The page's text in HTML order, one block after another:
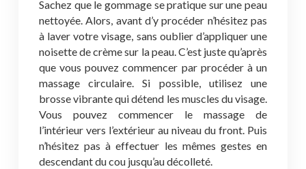
Sachez que le gommage se pratique sur une peau
nettoyée. Alors, avant d’y procéder n’hésitez pas
à laver votre visage, sans oublier d’appliquer une
noisette de crème sur la peau. C’est juste qu’après
que vous pouvez commencer par procéder à un
massage circulaire. Si possible, utilisez une
brosse vibrante qui détend les muscles du visage.
Vous pouvez commencer le massage de
l’intérieur vers l’extérieur au niveau du front. Puis
n’hésitez pas à effectuer les mêmes gestes en
descendant du cou jusqu’au décolleté.